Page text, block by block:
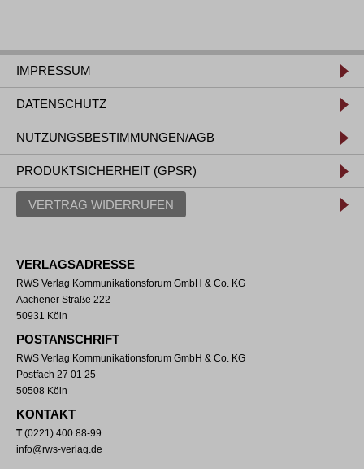
IMPRESSUM
DATENSCHUTZ
NUTZUNGSBESTIMMUNGEN/AGB
PRODUKTSICHERHEIT (GPSR)
VERTRAG WIDERRUFEN
VERLAGSADRESSE
RWS Verlag Kommunikationsforum GmbH & Co. KG
Aachener Straße 222
50931 Köln
POSTANSCHRIFT
RWS Verlag Kommunikationsforum GmbH & Co. KG
Postfach 27 01 25
50508 Köln
KONTAKT
T(0221) 400 88-99
info@rws-verlag.de